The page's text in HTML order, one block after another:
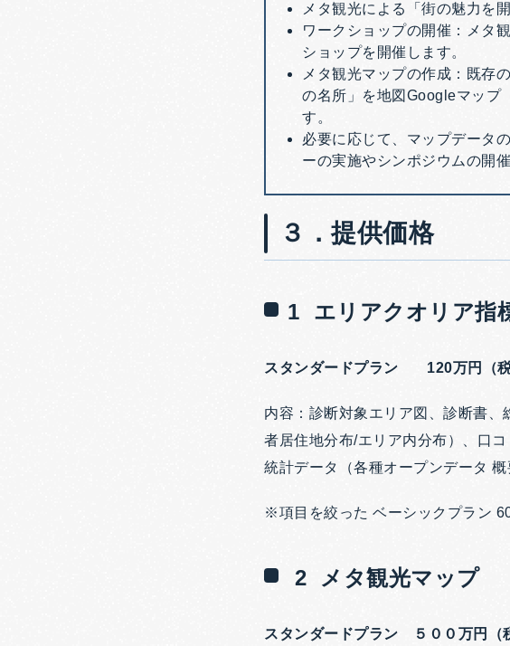
メタ観光による「街の魅力を
ワークショップの開催：メタ
ショップを開催します。
メタ観光マップの作成：既存
の名所」を地図Googleマップ
す。
必要に応じて、マップデータ
ーの実施やシンポジウムの開
３．提供価格
1 エリアクオリア指
スタンダードプラン 120万円（税
内容：診断対象エリア図、診断書
者居住地分布/エリア内分布）、口
統計データ（各種オープンデータ
※項目を絞った ベーシックプラン
2 メタ観光マップ
スタンダードプラン ５００万円（